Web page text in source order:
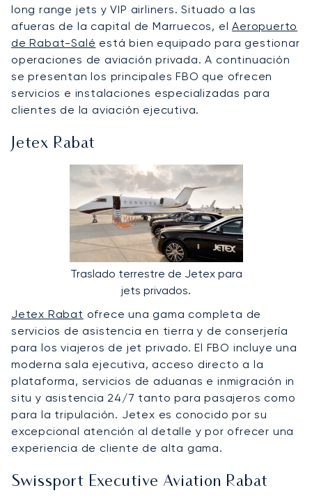
long range jets y VIP airliners. Situado a las
afueras de la capital de Marruecos, elAeropuerto
de Rabat-Salé está bien equipado para gestionar
operaciones de aviación privada. A continuación
se presentan los principales FBO que ofrecen
servicios e instalaciones especializadas para
clientes de la aviación ejecutiva.
Jetex Rabat
Traslado terrestre de Jetex para
jets privados.
Jetex Rabat ofrece una gama completa de
servicios de asistencia en tierra y de conserjería
para los viajeros de jet privado. El FBO incluye una
moderna sala ejecutiva, acceso directo a la
plataforma, servicios de aduanas e inmigración in
situ y asistencia 24/7 tanto para pasajeros como
para la tripulación. Jetex es conocido por su
excepcional atención al detalle y por ofrecer una
experiencia de cliente de alta gama.
Swissport Executive Aviation Rabat